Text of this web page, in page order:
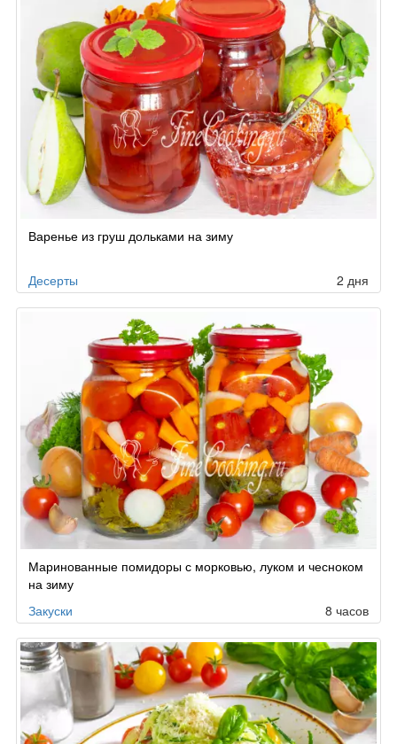
Варенье из груш дольками на зиму
Десерты 2 дня
Маринованные помидоры с морковью, луком и чесноком
на зиму
Закуски
8 часов